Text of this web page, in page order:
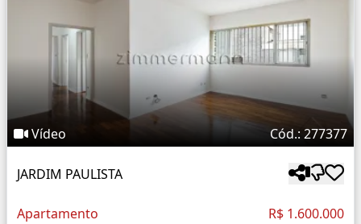
Vídeo Cód.: 277377
JARDIM PAULISTA
Apartamento R$ 1.600.000